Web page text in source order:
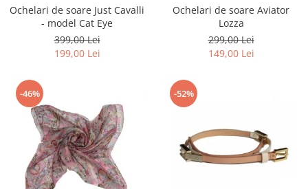
Ochelari de soare Just Cavalli
- model Cat Eye
399,00 Lei
199,00 Lei
Ochelari de soare Aviator
Lozza
299,00 Lei
149,00 Lei
-46% -52%